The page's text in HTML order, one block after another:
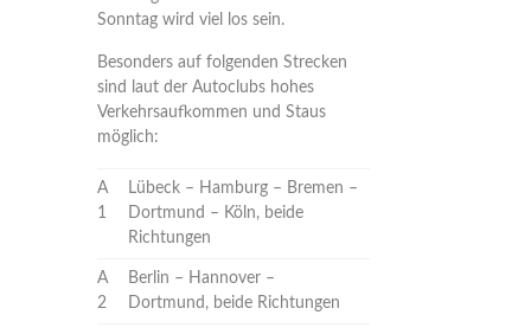
Sonntag wird viel los sein.
Besonders auf folgenden Strecken
sind laut der Autoclubs hohes
Verkehrsaufkommen und Staus
möglich:
A
1
Lübeck – Hamburg – Bremen –
Dortmund – Köln, beide
Richtungen
A
2
Berlin – Hannover –
Dortmund, beide Richtungen